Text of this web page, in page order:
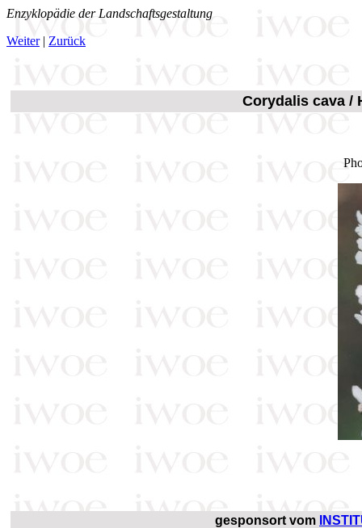
Enzyklopädie der Landschaftsgestaltung
Weiter| Zurück
Corydalis cava /
gesponsort vom